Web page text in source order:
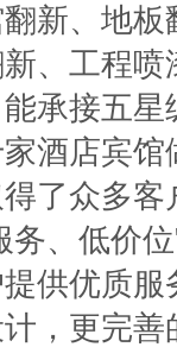
新、地
、工程
承接五
酒店宾
了众多
务、低价
供优质
，更完